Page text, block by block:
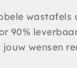
90%
wensen